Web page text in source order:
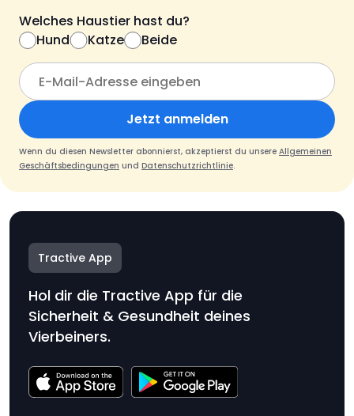
Welches Haustier hast du?
Hund
Katze Beide
Jetzt anmelden
Wenn du diesen Newsletter abonnierst, akzeptierst du unsere Allgemeinen
Geschäftsbedingungen und Datenschutzrichtlinie.
Tractive App
Hol dir die Tractive App für die
Sicherheit & Gesundheit deines
Vierbeiners.